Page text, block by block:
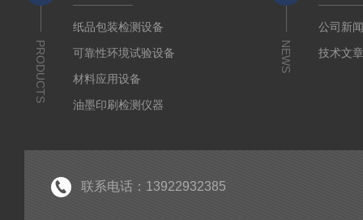
PRODUCTS
纸品包装检测设备
可靠性环境试验设备
材料应用设备
油墨印刷检测仪器
NEWS
公司新
技术文
联系电话：13922932385